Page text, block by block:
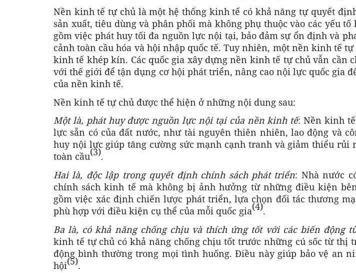
Nền kinh tế tự chủ là một hệ thống kinh tế có khả năng tự quyết
sản xuất, tiêu dùng và phân phối mà không phụ thuộc vào các yếu tố
gồm việc phát huy tối đa nguồn lực nội tại, bảo đảm sự ổn định và
cảnh toàn cầu hóa và hội nhập quốc tế. Tuy nhiên, một nền kinh tế
kinh tế khép kín. Các quốc gia xây dựng nền kinh tế tự chủ vẫn cần
với thế giới để tận dụng cơ hội phát triển, nâng cao nội lực quốc gia
của nền kinh tế.
Nền kinh tế tự chủ được thể hiện ở những nội dung sau:
Một là, phát huy được nguồn lực nội tại của nền kinh tế: Nền kinh
lực sẵn có của đất nước, như tài nguyên thiên nhiên, lao động và
huy nội lực giúp tăng cường sức mạnh cạnh tranh và giảm thiểu rủi
toàn cầu(3).
Hai là, độc lập trong quyết định chính sách phát triển: Nhà nước
chính sách kinh tế mà không bị ảnh hưởng từ những điều kiện
gồm việc xác định chiến lược phát triển, lựa chọn đối tác thương
phù hợp với điều kiện cụ thể của mỗi quốc gia(4).
Ba là, có khả năng chống chịu và thích ứng tốt với các biến động
kinh tế tự chủ có khả năng chống chịu tốt trước những cú sốc từ thị
động bình thường trong mọi tình huống. Điều này giúp bảo vệ an
hội(5).